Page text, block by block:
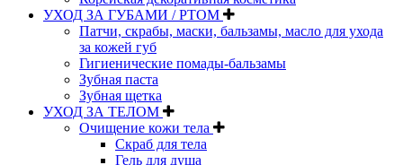
УХОД ЗА ГУБАМИ / РТОМ
Патчи, скрабы, маски, бальзамы, масло для ухода
за кожей губ
Гигиенические помады-бальзамы
Зубная паста
Зубная щетка
УХОД ЗА ТЕЛОМ
Очищение кожи тела
Скраб для тела
Гель для душа